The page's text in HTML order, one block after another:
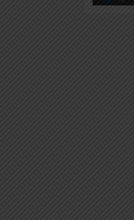
Iklim